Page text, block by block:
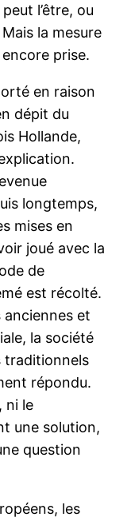
l’être, ou
la mesure
encore prise.
en raison
dépit du
Hollande,
longtemps,
mises en
joué avec la
de
est récolté.
anciennes et
la société
traditionnels
répondu.
ni le
une solution,
question
les